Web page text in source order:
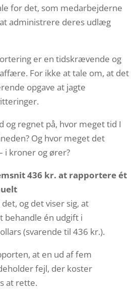
for det, som medarbejderne
administrere deres udlæg
er en tidskrævende og
For ikke at tale om, at det
opgave at jagte
og regnet på, hvor meget tid I
Og hvor meget det
i kroner og ører?
436 kr. at rapportere ét
og det viser sig, at
behandle én udgift i
(svarende til 436 kr.).
at en ud af fem
fejl, der koster
at rette.